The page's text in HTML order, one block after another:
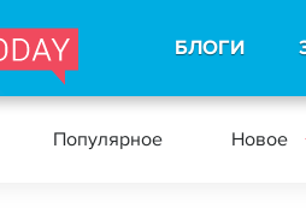
БЛОГИ
Популярное Новое